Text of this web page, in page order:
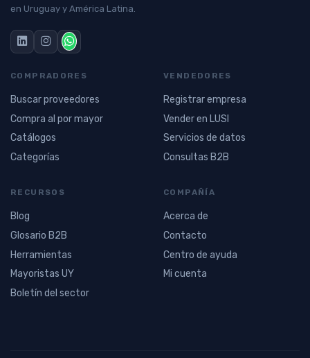
en Uruguay y América Latina.
COMPRADORES
Buscar proveedores
Compra al por mayor
Catálogos
Categorías
VENDEDORES
Registrar empresa
Vender en LUSI
Servicios de datos
Consultas B2B
RECURSOS
Blog
Glosario B2B
Herramientas
Mayoristas UY
Boletín del sector
COMPAÑÍA
Acerca de
Contacto
Centro de ayuda
Mi cuenta